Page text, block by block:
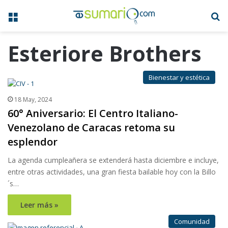
Menú
Esteriore Brothers
Bienestar y estética
18 May, 2024
60° Aniversario: El Centro Italiano-
Venezolano de Caracas retoma su
esplendor
La agenda cumpleañera se extenderá hasta diciembre e incluye,
entre otras actividades, una gran fiesta bailable hoy con la Billo
´s…
Leer más »
Comunidad